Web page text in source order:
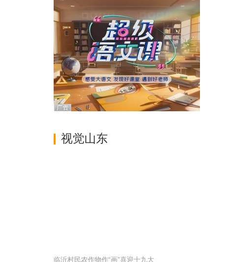
视觉山东
临沂村民农作物作“画”喜迎十九大